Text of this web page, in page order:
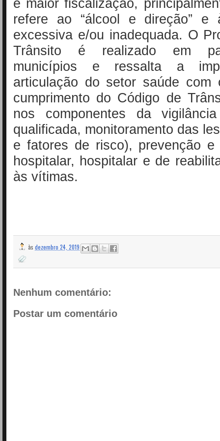
refere ao “álcool e direção” e
excessiva e/ou inadequada. O
Trânsito é realizado em
municípios e ressalta a
articulação do setor saúde com
cumprimento do Código de
nos componentes da
qualificada, monitoramento das
e fatores de risco), prevenção e
hospitalar, hospitalar e de
às vítimas.
às dezembro 24, 2019
Nenhum comentário:
Postar um comentário